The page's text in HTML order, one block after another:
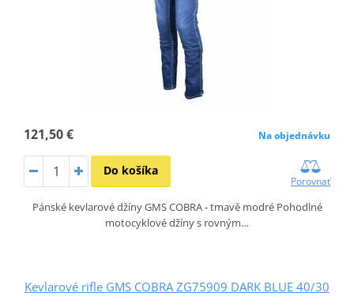
121,50 € Na objednávku
Do košíka
Porovnať
Pánské kevlarové džíny GMS COBRA - tmavě modré Pohodlné
motocyklové džíny s rovným…
Kevlarové rifle GMS COBRA ZG75909 DARK BLUE 40/30